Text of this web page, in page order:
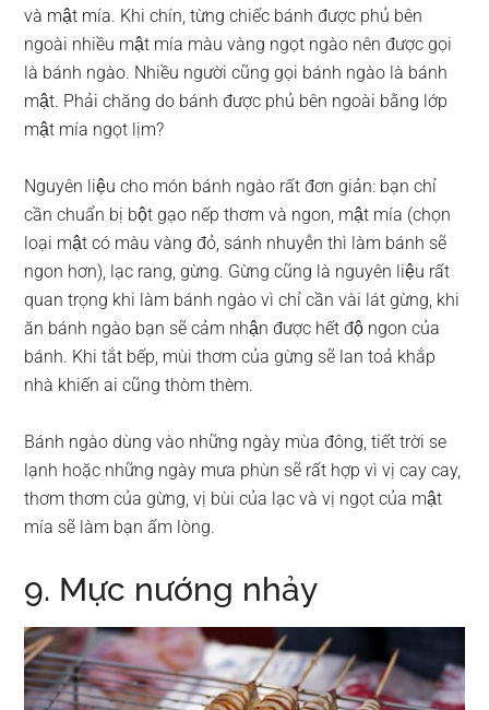
và mật mía. Khi chín, từng chiếc bánh được phủ bên
ngoài nhiều mật mía màu vàng ngọt ngào nên được gọi
là bánh ngào. Nhiều người cũng gọi bánh ngào là bánh
mật. Phải chăng do bánh được phủ bên ngoài bằng lớp
mật mía ngọt lịm?
Nguyên liệu cho món bánh ngào rất đơn giản: bạn chỉ
cần chuẩn bị bột gạo nếp thơm và ngon, mật mía (chọn
loại mật có màu vàng đỏ, sánh nhuyễn thì làm bánh sẽ
ngon hơn), lạc rang, gừng. Gừng cũng là nguyên liệu rất
quan trọng khi làm bánh ngào vì chỉ cần vài lát gừng, khi
ăn bánh ngào bạn sẽ cảm nhận được hết độ ngon của
bánh. Khi tắt bếp, mùi thơm của gừng sẽ lan toả khắp
nhà khiến ai cũng thòm thèm.
Bánh ngào dùng vào những ngày mùa đông, tiết trời se
lạnh hoặc những ngày mưa phùn sẽ rất hợp vì vị cay cay,
thơm thơm của gừng, vị bùi của lạc và vị ngọt của mật
mía sẽ làm bạn ấm lòng.
9. Mực nướng nhảy